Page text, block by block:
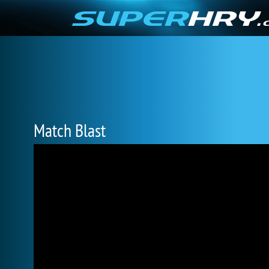
Match Blast